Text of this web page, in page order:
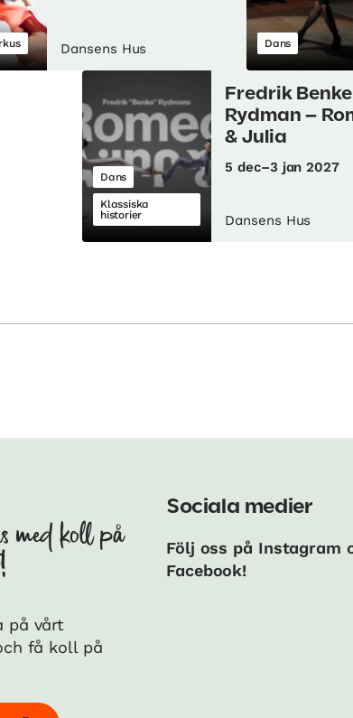
Dansens Hus Dans
Dans
Klassiska
historier
Fredrik Benke
Rydman –
& Julia
5 dec–3 jan 2027
Dansens Hus
med koll på
på vårt
få koll på
Sociala medier
Följ oss på Instagram
Facebook!